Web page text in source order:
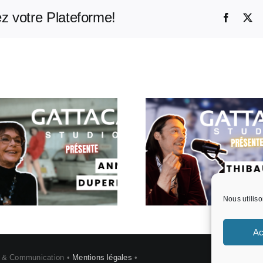
Nous
votre Plateforme! X
Gattaca Studio
Présente : Thibault
Wolf
Gattaca
Présente
Communication • Mentions légales•